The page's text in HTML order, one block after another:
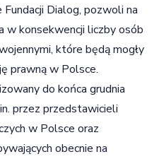
Dialog, pozwoli na
w konsekwencji liczby osób
które będą mogły
prawną w Polsce.
do końca grudnia
przez przedstawicieli
w Polsce oraz
obecnie na